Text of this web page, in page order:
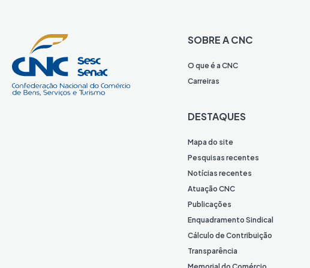
SOBRE A CNC
O que é a CNC
Carreiras
DESTAQUES
Mapa do site
Pesquisas recentes
Notícias recentes
Atuação CNC
Publicações
Enquadramento Sindical
Cálculo de Contribuição
Transparência